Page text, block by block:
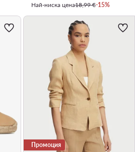
Най-ниска цена18,99 €-15%
Промоция